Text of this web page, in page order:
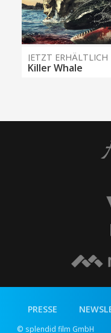
JETZT ERHÄLTLICH
Killer Whale
PRESSE
© splendid film GmbH